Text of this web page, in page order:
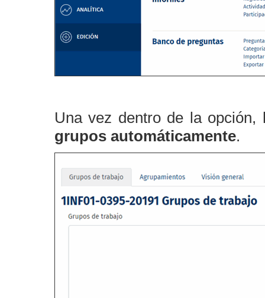
Una vez dentro de la
grupos automáticamente.